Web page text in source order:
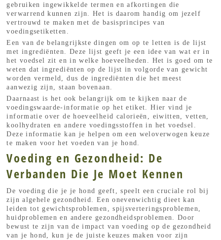
gebruiken ingewikkelde termen en afkortingen die
verwarrend kunnen zijn. Het is daarom handig om jezelf
vertrouwd te maken met de basisprincipes van
voedingsetiketten.
Een van de belangrijkste dingen om op te letten is de lijst
met ingrediënten. Deze lijst geeft je een idee van wat er in
het voedsel zit en in welke hoeveelheden. Het is goed om te
weten dat ingrediënten op de lijst in volgorde van gewicht
worden vermeld, dus de ingrediënten die het meest
aanwezig zijn, staan bovenaan.
Daarnaast is het ook belangrijk om te kijken naar de
voedingswaarde-informatie op het etiket. Hier vind je
informatie over de hoeveelheid calorieën, eiwitten, vetten,
koolhydraten en andere voedingsstoffen in het voedsel.
Deze informatie kan je helpen om een weloverwogen keuze
te maken voor het voeden van je hond.
Voeding en Gezondheid: De
Verbanden Die Je Moet Kennen
De voeding die je je hond geeft, speelt een cruciale rol bij
zijn algehele gezondheid. Een onevenwichtig dieet kan
leiden tot gewichtsproblemen, spijsverteringsproblemen,
huidproblemen en andere gezondheidsproblemen. Door
bewust te zijn van de impact van voeding op de gezondheid
van je hond, kun je de juiste keuzes maken voor zijn